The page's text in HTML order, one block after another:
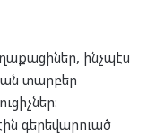
ինչպէս
տարբեր
գերեվարուած